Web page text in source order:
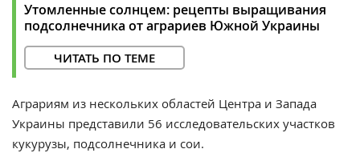
Утомленные солнцем: рецепты выращивания
подсолнечника от аграриев Южной Украины
ЧИТАТЬ ПО ТЕМЕ
Аграриям из нескольких областей Центра и Запада
Украины представили 56 исследовательских участков
кукурузы, подсолнечника и сои.